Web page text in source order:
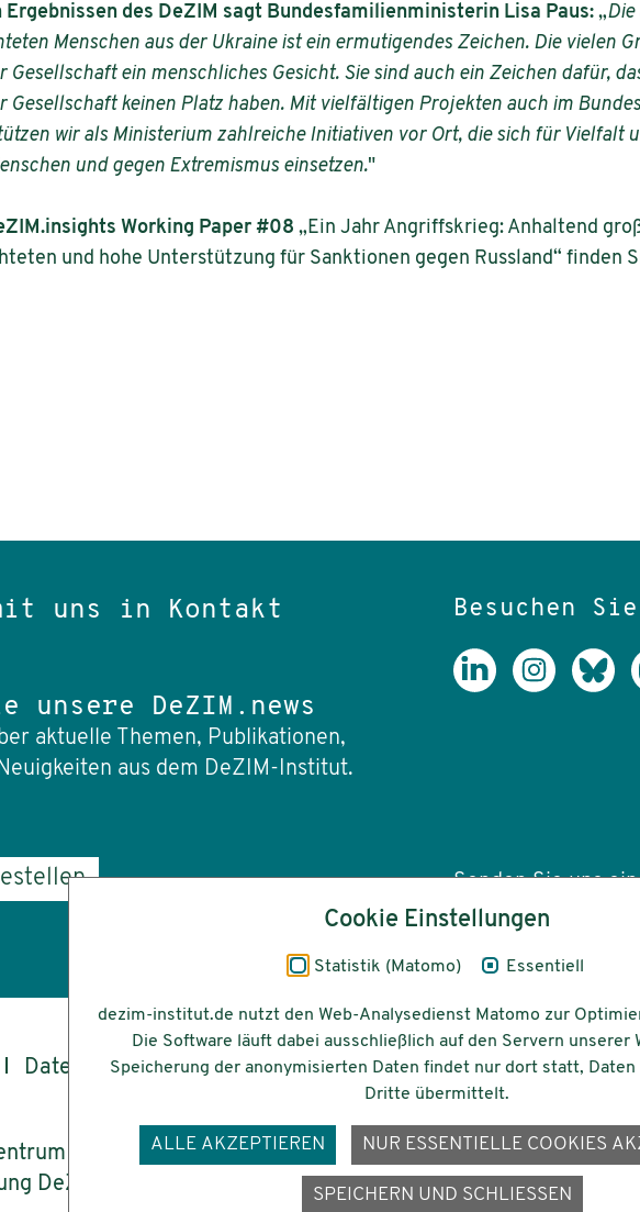
Ergebnissen des DeZIM sagt Bundesfamilienministerin Lisa Paus: „
Menschen aus der Ukraine ist ein ermutigendes Zeichen. Die vielen
Gesellschaft ein menschliches Gesicht. Sie sind auch ein Zeichen dafür,
Gesellschaft keinen Platz haben. Mit vielfältigen Projekten auch im
wir als Ministerium zahlreiche Initiativen vor Ort, die sich für Vielfalt
und gegen Extremismus einsetzen."
Working Paper #08 „Ein Jahr Angriffskrieg: Anhaltend
und hohe Unterstützung für Sanktionen gegen Russland“ finden
uns in Kontakt
unsere DeZIM.news
aktuelle Themen, Publikationen,
aus dem DeZIM-Institut.
Besuchen
Senden Sie uns
info(at)dezim-
Datenschutz Barrierefreiheit
für Integrations-
DeZIM e.V.
Gefördert vom
Cookie Einstellungen
Statistik (Matomo) Essentiell
dezim-institut.de nutzt den Web-Analysedienst Matomo zur
Die Software läuft dabei ausschließlich auf den Servern unserer
Speicherung der anonymisierten Daten findet nur dort statt, Daten
Dritte übermittelt.
ALLE AKZEPTIEREN NUR ESSENTIELLE COOKIES
SPEICHERN UND SCHLIESSEN